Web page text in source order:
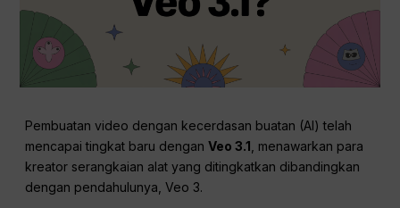
Pembuatan video dengan kecerdasan buatan (AI) telah
mencapai tingkat baru denganVeo 3.1 , menawarkan para
kreator serangkaian alat yang ditingkatkan dibandingkan
dengan pendahulunya, Veo 3.